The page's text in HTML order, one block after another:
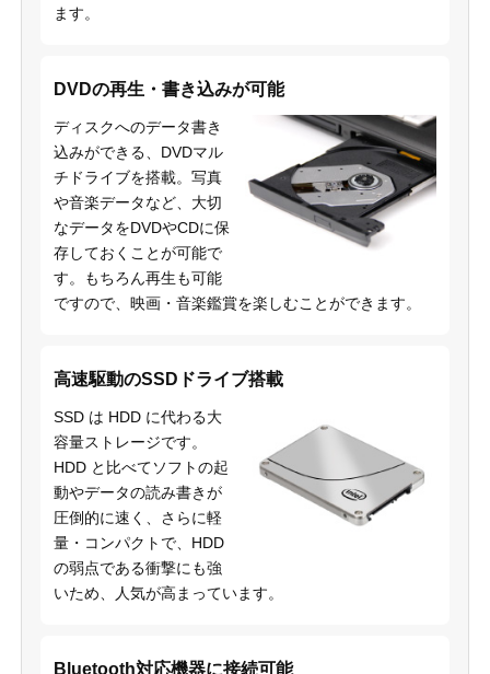
ます。
DVDの再生・書き込みが可能
ディスクへのデータ書き
込みができる、DVDマル
チドライブを搭載。写真
や音楽データなど、大切
なデータをDVDやCDに保
存しておくことが可能で
す。もちろん再生も可能
ですので、映画・音楽鑑賞を楽しむことができます。
高速駆動のSSDドライブ搭載
SSD は HDD に代わる大
容量ストレージです。
HDD と比べてソフトの起
動やデータの読み書きが
圧倒的に速く、さらに軽
量・コンパクトで、HDD
の弱点である衝撃にも強
いため、人気が高まっています。
Bluetooth対応機器に接続可能